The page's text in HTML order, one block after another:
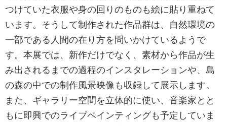
つけていた衣服や身の回りのものも絵に貼り重ねて
います。そうして制作された作品群は、自然環境の
一部である人間の在り方を問いかけているようで
す。本展では、新作だけでなく、素材から作品が生
み出されるまでの過程のインスタレーションや、島
の森の中での制作風景映像も収録して展示します。
また、ギャラリー空間を立体的に使い、音楽家とと
もに即興でのライブペインティングも予定していま